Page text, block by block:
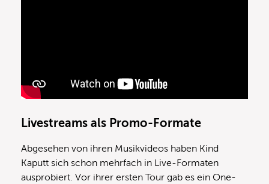
Livestreams als Promo-Formate
Abgesehen von ihren Musikvideos haben Kind
Kaputt sich schon mehrfach in Live-Formaten
ausprobiert. Vor ihrer ersten Tour gab es ein One-